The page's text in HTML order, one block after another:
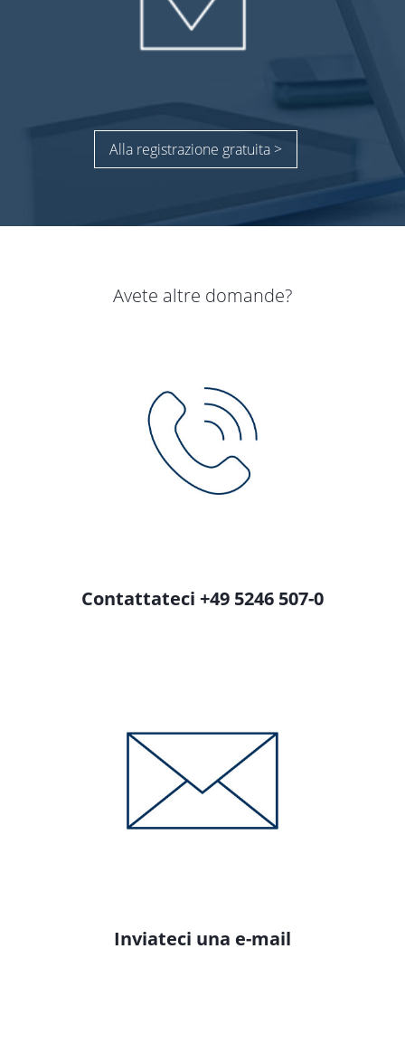
Alla registrazione gratuita >
Avete altre domande?
Contattateci +49 5246 507-0
Inviateci una e-mail